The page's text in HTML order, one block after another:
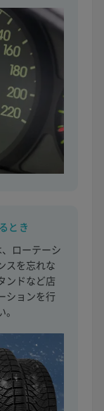
とき
ローテーシ
スを忘れな
ンドなど店
ションを行